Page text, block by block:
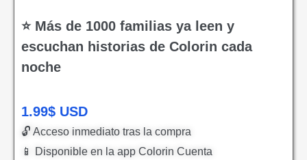
⭐ Más de 1000 familias ya leen y
escuchan historias de Colorin cada
noche
1.99$ USD
🔓 Acceso inmediato tras la compra
📱 Disponible en la app Colorin Cuenta